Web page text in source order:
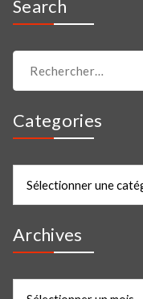
Search
pour :
Categories
Archives